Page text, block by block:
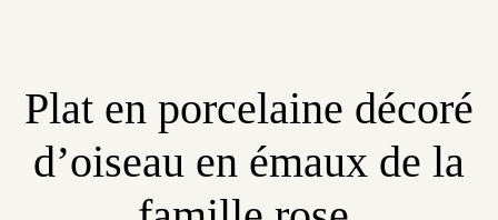
Plat en porcelaine décoré
d’oiseau en émaux de la